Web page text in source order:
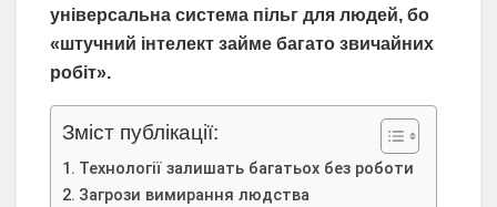
універсальна система пільг для людей, бо
«штучний інтелект займе багато звичайних
робіт».
Зміст публікації:
Технології залишать багатьох без роботи
Загрози вимирання людства